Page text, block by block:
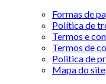
Formas de
Política de
Termos e
Termos de
Politica de
Mapa do site